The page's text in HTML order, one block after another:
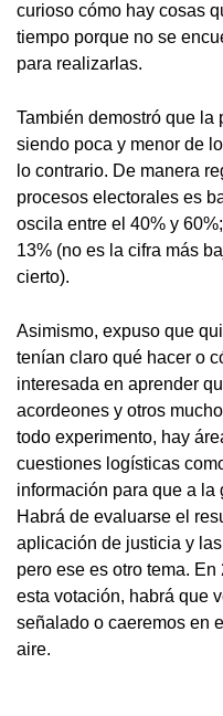
curioso cómo hay cosas
tiempo porque no se
para realizarlas.
También demostró que
siendo poca y menor de
lo contrario. De manera
procesos electorales es
oscila entre el 40% y
13% (no es la cifra más
cierto).
Asimismo, expuso que
tenían claro qué hacer o
interesada en aprender
acordeones y otros
todo experimento, hay
cuestiones logísticas
información para que a la
Habrá de evaluarse el
aplicación de justicia y
pero ese es otro tema.
esta votación, habrá que
señalado o caeremos en
aire.